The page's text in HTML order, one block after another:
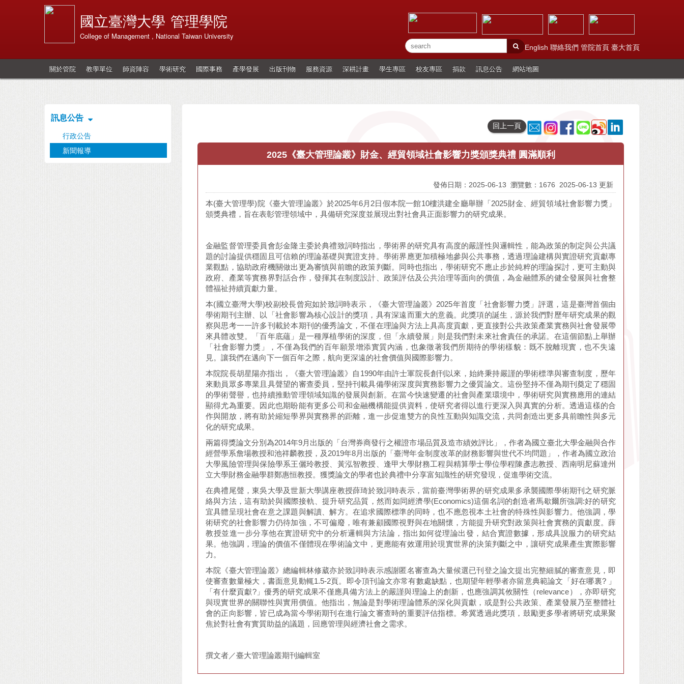
國立臺灣大學 管理學院
College of Management , National Taiwan University
English 聯絡我們 管院首頁 臺大首頁
關於管院 教學單位 師資陣容 學術研究 國際事務 產學發展 出版刊物 服務資源 深耕計畫 學生專區 校友專區 捐款 訊息公告 網站地圖
訊息公告
行政公告
新聞報導
回上一頁
2025《臺大管理論叢》財金、經貿領域社會影響力獎頒獎典禮 圓滿順利
發佈日期：2025-06-13 瀏覽數：1676 2025-06-13 更新
本(臺大管理學)院《臺大管理論叢》於2025年6月2日假本院一館10樓洪建全廳舉辦「2025財金、經貿領域社會影響力獎」
頒獎典禮，旨在表彰管理領域中，具備研究深度並展現出對社會具正面影響力的研究成果。
金融監督管理委員會彭金隆主委於典禮致詞時指出，學術界的研究具有高度的嚴謹性與邏輯性，能為政策的制定與公共議
題的討論提供穩固且可信賴的理論基礎與實證支持。學術界應更加積極地參與公共事務，透過理論建構與實證研究貢獻專
業觀點，協助政府機關做出更為審慎與前瞻的政策判斷。同時也指出，學術研究不應止步於純粹的理論探討，更可主動與
政府、產業等實務界對話合作，發揮其在制度設計、政策評估及公共治理等面向的價值，為金融體系的健全發展與社會整
體福祉持續貢獻力量。
本(國立臺灣大學)校副校長曾宛如於致詞時表示，《臺大管理論叢》2025年首度「社會影響力獎」評選，這是臺灣首個由
學術期刊主辦、以「社會影響為核心設計的獎項，具有深遠而重大的意義。此獎項的誕生，源於我們對歷年研究成果的觀
察與思考一一許多刊載於本期刊的優秀論文，不僅在理論與方法上具高度貢獻，更直接對公共政策產業實務與社會發展帶
來具體改雙。「百年底蘊」是一種厚植學術的深度，但「永續發展」則是我們對未來社會責任的承諾。在這個節點上舉辦
「社會影響力獎」，不僅為我們的百年願景增添實質內涵，也象徵著我們所期待的學術樣貌：既不脫離現實，也不失遠
見。讓我們在邁向下一個百年之際，航向更深遠的社會價值與國際影響力。
本院院長胡星陽亦指出，《臺大管理論叢》自1990年由許士軍院長創刊以來，始終秉持嚴謹的學術標準與審查制度，歷年
來動員眾多專業且具聲望的審查委員，堅持刊載具備學術深度與實務影響力之優質論文。這份堅持不僅為期刊奠定了穩固
的學術聲譽，也持續推動管理領域知識的發展與創新。在當今快速變遷的社會與產業環境中，學術研究與實務應用的連結
顯得尤為重要。因此也期盼能有更多公司和金融機構能提供資料，使研究者得以進行更深入與真實的分析。透過這樣的合
作與開放，將有助於縮短學界與實務界的距離，進一步促進雙方的良性互動與知識交流，共同創造出更多具前瞻性與多元
化的研究成果。
兩篇得獎論文分別為2014年9月出版的「台灣券商發行之權證市場品質及造市績效評比」，作者為國立臺北大學金融與合作
經營學系詹場教授和池祥麟教授，及2019年8月出版的「臺灣年金制度改革的財務影響與世代不均問題」，作者為國立政治
大學風險管理與保險學系王儷玲教授、黃泓智教授、逢甲大學財務工程與精算學士學位學程陳彥志教授、西南明尼蘇達州
立大學財務金融學群鄭惠恒教授。獲獎論文的學者也於典禮中分享富知識性的研究發現，促進學術交流。
在典禮尾聲，東吳大學及世新大學講座教授薛琦於致詞時表示，當前臺灣學術界的研究成果多承襲國際學術期刊之研究脈
絡與方法，這有助於與國際接軌、提升研究品質，然而如同經濟學(Economics)這個名詞的創造者馬歇爾所強調:好的研究
宜具體呈現社會在意之課題與解讀、解方。在追求國際標準的同時，也不應忽視本土社會的特殊性與影響力。他強調，學
術研究的社會影響力仍待加強，不可偏廢，唯有兼顧國際視野與在地關懷，方能提升研究對政策與社會實務的貢獻度。薛
教授並進一步分享他在實證研究中的分析邏輯與方法論，指出如何從理論出發，結合實證數據，形成具說服力的研究結
果。他強調，理論的價值不僅體現在學術論文中，更應能有效運用於現實世界的決策判斷之中，讓研究成果產生實際影響
力。
本院《臺大管理論叢》總編輯林修葳亦於致詞時表示感謝匿名審查為大量候選已刊登之論文提出完整細膩的審查意見，即
使審查數量極大，書面意見動輒1.5-2頁。即令頂刊論文亦常有數處缺點，也期望年輕學者亦留意典範論文「好在哪裏? 」
「有什麼貢獻?」優秀的研究成果不僅應具備方法上的嚴謹與理論上的創新，也應強調其攸關性（relevance），亦即研究
與現實世界的關聯性與實用價值。他指出，無論是對學術理論體系的深化與貢獻，或是對公共政策、產業發展乃至整體社
會的正向影響，皆已成為當今學術期刊在進行論文審查時的重要評估指標。希冀透過此獎項，鼓勵更多學者將研究成果聚
焦於對社會有實質助益的議題，回應管理與經濟社會之需求。
撰文者／臺大管理論叢期刊編輯室